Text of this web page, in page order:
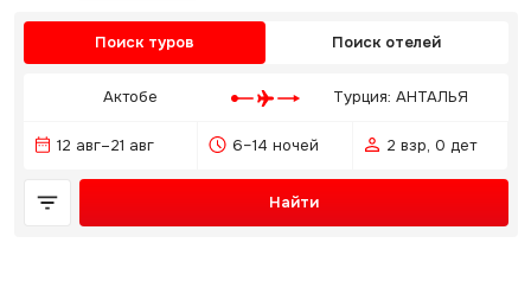
Поиск туров Поиск отелей
Актобе Турция: АНТАЛЬЯ
12 авг–21 авг 6–14 ночей 2 взр, 0 дет
Найти